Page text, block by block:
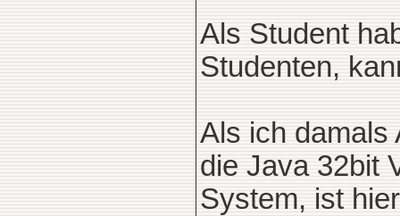
Als Student
Studenten,
Als ich damals
die Java 32bit
System, ist